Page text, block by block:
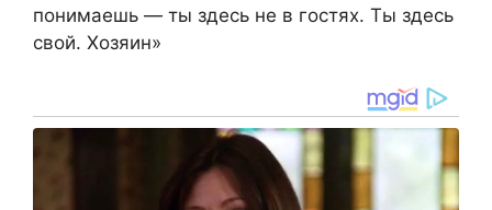
понимаешь — ты здесь не в гостях. Ты здесь
свой. Хозяин»